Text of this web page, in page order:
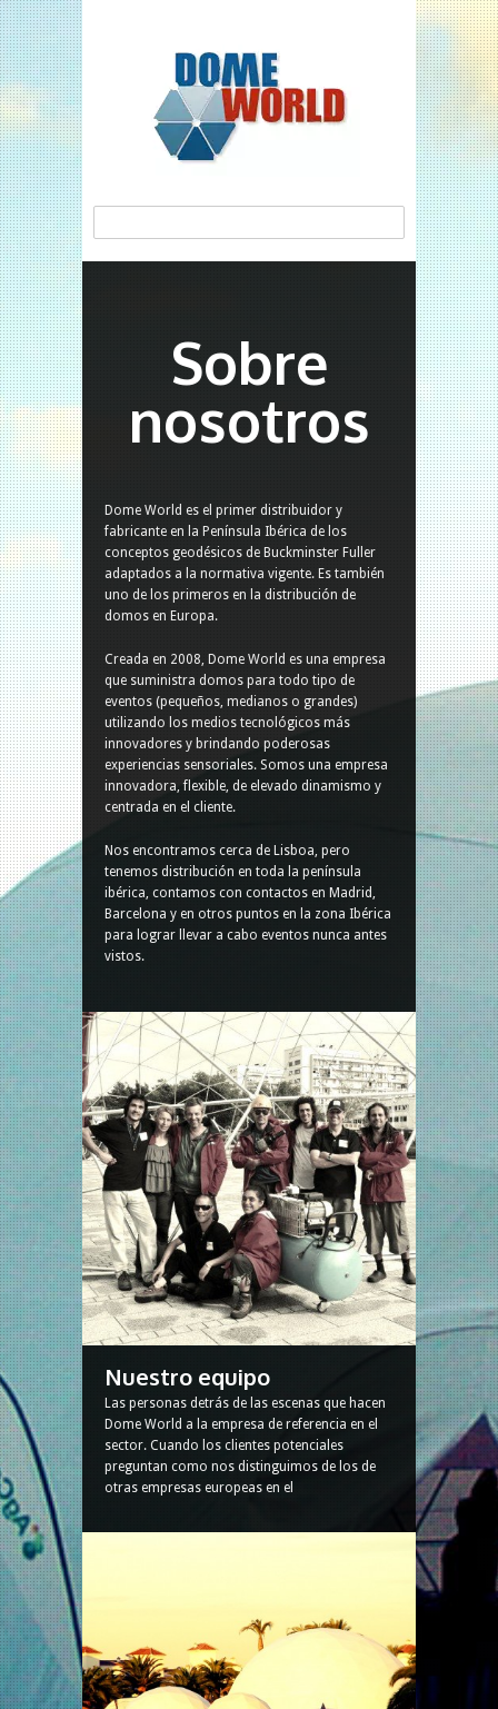
Sobre
nosotros
Dome World es el primer distribuidor y
fabricante en la Península Ibérica de los
conceptos geodésicos de Buckminster Fuller
adaptados a la normativa vigente. Es también
uno de los primeros en la distribución de
domos en Europa.
Creada en 2008, Dome World es una empresa
que suministra domos para todo tipo de
eventos (pequeños, medianos o grandes)
utilizando los medios tecnológicos más
innovadores y brindando poderosas
experiencias sensoriales. Somos una empresa
innovadora, flexible, de elevado dinamismo y
centrada en el cliente.
Nos encontramos cerca de Lisboa, pero
tenemos distribución en toda la península
ibérica, contamos con contactos en Madrid,
Barcelona y en otros puntos en la zona Ibérica
para lograr llevar a cabo eventos nunca antes
vistos.
Nuestro equipo
Las personas detrás de las escenas que hacen
Dome World a la empresa de referencia en el
sector. Cuando los clientes potenciales
preguntan como nos distinguimos de los de
otras empresas europeas en el